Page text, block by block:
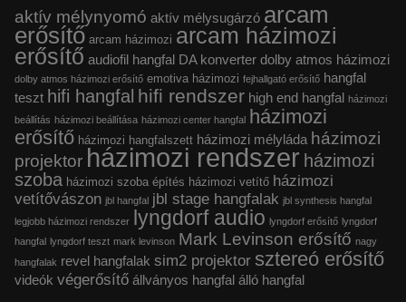
aktív mélynyomó aktív mélysugárzó arcam
erősítő arcam házimozi arcam házimozi
erősítő audiofil hangfal DA konverter dolby atmos házimozi
dolby atmos házimozi erősítő emotiva házimozi fejhallgató erősítő hangfal
teszt hifi hangfal hifi rendszer high end hangfal házimozi
beállítás házimozi beállítása házimozi center hangfal
házimozi
erősítő házimozi hangfalszett házimozi mélyláda házimozi
projektor házimozi rendszer házimozi
szoba házimozi szoba építés házimozi vetítő házimozi
vetítővászon jbl hangfal jbl stage hangfalak jbl synthesis hangfal
legjobb házimozi rendszer
lyngdorf audio lyngdorf erősítő lyngdorf
hangfal
lyngdorf teszt mark levinson Mark Levinson erősítő nagy
hangfalak revel hangfalak sim2 projektor sztereó erősítő
videók végerősítő állványos hangfal álló hangfal